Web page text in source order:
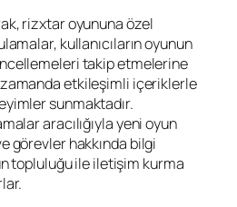
rizxtar oyununa özel
kullanıcıların oyunun
takip etmelerine
zamanda etkileşimli içeriklerle
sunmaktadır.
aracılığıyla yeni oyun
görevler hakkında bilgi
topluluğu ile iletişim kurma